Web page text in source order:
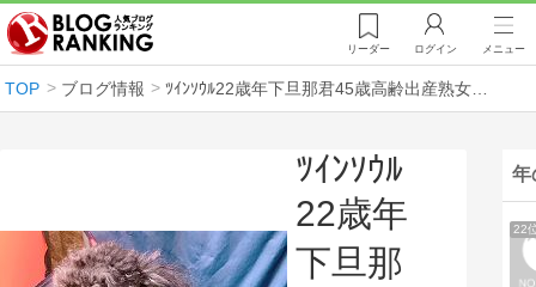
リーダー ログイン メニュー
TOP ブログ情報 ﾂｲﾝｿｳﾙ22歳年下旦那君45歳高齢出産熟女妻の日々徒然
ﾂｲﾝｿｳﾙ
22歳年
下旦那
年
22